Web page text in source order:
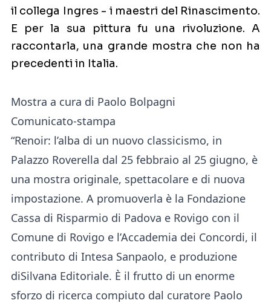
il collega Ingres - i maestri del Rinascimento.
E per la sua pittura fu una rivoluzione. A
raccontarla, una grande mostra che non ha
precedenti in Italia.
Mostra a cura di Paolo Bolpagni
Comunicato-stampa
“Renoir: l’alba di un nuovo classicismo, in
Palazzo Roverella dal 25 febbraio al 25 giugno, è
una mostra originale, spettacolare e di nuova
impostazione. A promuoverla è la Fondazione
Cassa di Risparmio di Padova e Rovigo con il
Comune di Rovigo e l’Accademia dei Concordi, il
contributo di Intesa Sanpaolo, e produzione
diSilvana Editoriale. È il frutto di un enorme
sforzo di ricerca compiuto dal curatore Paolo